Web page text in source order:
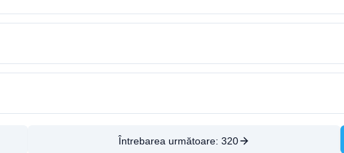
Întrebarea următoare: 320